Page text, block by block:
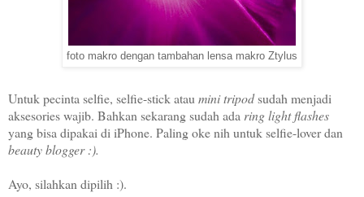
foto makro dengan tambahan lensa makro Ztylus
Untuk pecinta selfie, selfie-stick atau mini tripodsudah menjadi
aksesories wajib. Bahkan sekarang sudah ada ring light flashes
yang bisa dipakai di iPhone. Paling oke nih untuk selfie-lover dan
beauty blogger :).
Ayo, silahkan dipilih :).